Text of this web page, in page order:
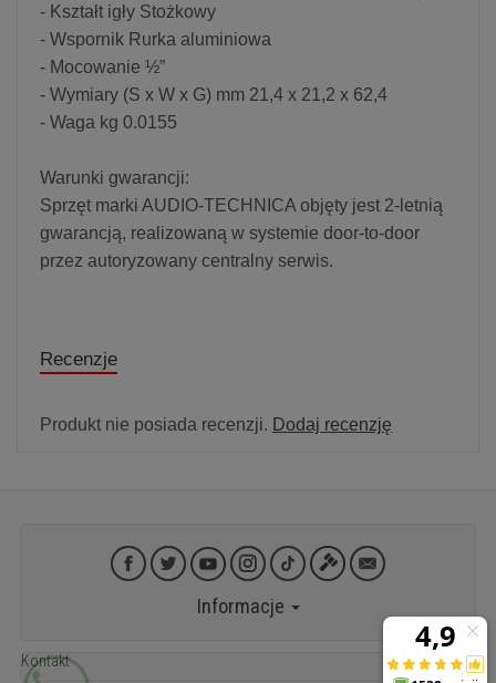
- Kształt igły Stożkowy
- Wspornik Rurka aluminiowa
- Mocowanie ½”
- Wymiary (S x W x G) mm 21,4 x 21,2 x 62,4
- Waga kg 0.0155
Warunki gwarancji:
Sprzęt marki AUDIO-TECHNICA objęty jest 2-letnią
gwarancją, realizowaną w systemie door-to-door
przez autoryzowany centralny serwis.
Recenzje
Produkt nie posiada recenzji. Dodaj recenzję
Informacje
Kontakt